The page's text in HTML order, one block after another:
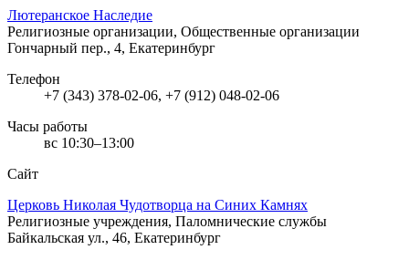
Лютеранское Наследие
Религиозные организации, Общественные организации
Гончарный пер., 4, Екатеринбург
Телефон
+7 (343) 378-02-06, +7 (912) 048-02-06
Часы работы
вс 10:30–13:00
Сайт
Церковь Николая Чудотворца на Синих Камнях
Религиозные учреждения, Паломнические службы
Байкальская ул., 46, Екатеринбург